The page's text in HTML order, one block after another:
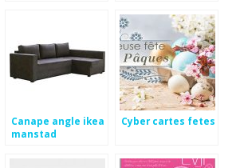
Canape angle ikea
manstad
Cyber cartes fetes